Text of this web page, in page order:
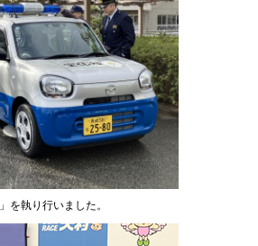
」を執り行いました。